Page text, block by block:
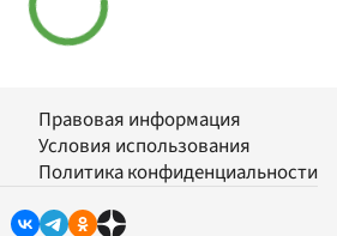
Правовая информация
Условия использования
Политика конфиденциальности